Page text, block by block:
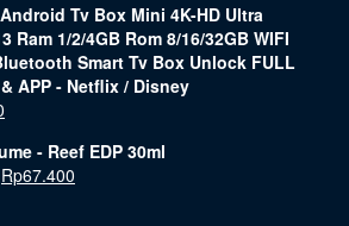
Android Tv Box Mini 4K-HD Ultra
Ram 1/2/4GB Rom 8/16/32GB WIFI
Smart Tv Box Unlock FULL
APP - Netflix / Disney
- Reef EDP 30ml
Rp67.400